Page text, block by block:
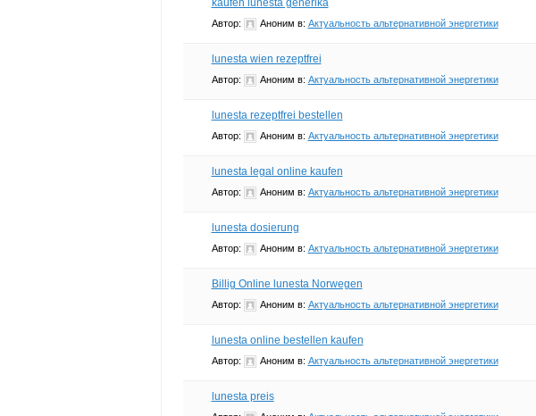
Автор: Аноним в: Актуальность альтернативной энергетики
lunesta wien rezeptfrei
Автор: Аноним в: Актуальность альтернативной энергетики
lunesta rezeptfrei bestellen
Автор: Аноним в: Актуальность альтернативной энергетики
lunesta legal online kaufen
Автор: Аноним в: Актуальность альтернативной энергетики
lunesta dosierung
Автор: Аноним в: Актуальность альтернативной энергетики
Billig Online lunesta Norwegen
Автор: Аноним в: Актуальность альтернативной энергетики
lunesta online bestellen kaufen
Автор: Аноним в: Актуальность альтернативной энергетики
lunesta preis